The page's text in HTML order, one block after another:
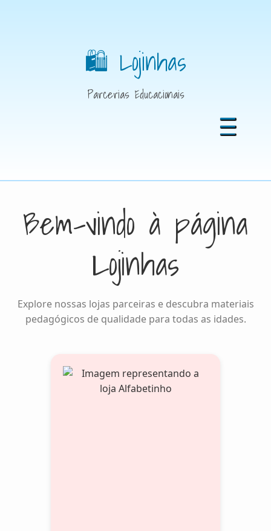
🛍️ Lojinhas
Parcerias Educacionais
Bem-vindo à página
Lojinhas
Explore nossas lojas parceiras e descubra materiais
pedagógicos de qualidade para todas as idades.